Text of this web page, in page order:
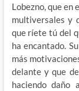
Lobezno, que en
multiversales y
que ríete tú del
ha encantado.
más
delante y que
haciendo daño